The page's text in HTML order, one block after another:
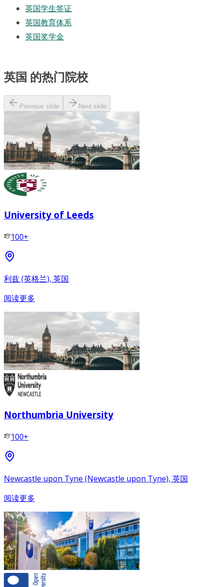
英国学生签证
英国教育体系
英国奖学金
英国 的热门院校
Previous slide Next slide
University of Leeds
100+
利兹 (英格兰), 英国
阅读更多
Northumbria University
100+
Newcastle upon Tyne (Newcastle upon Tyne), 英国
阅读更多